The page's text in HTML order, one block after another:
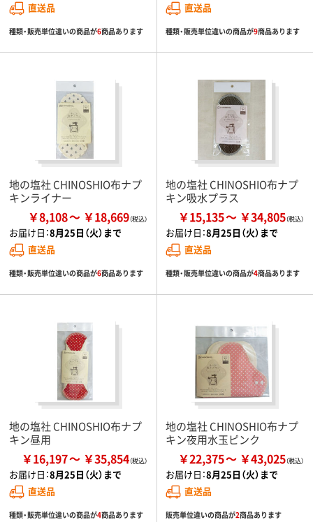
直送品
種類・販売単位違いの商品が6商品あります
直送品
種類・販売単位違いの商品が9商品あります
地の塩社 CHINOSHIO布ナプ
キンライナー
￥8,108 ￥18,669
お届け日：8月25日（火）まで
直送品
種類・販売単位違いの商品が6商品あります
地の塩社 CHINOSHIO布ナプ
キン吸水プラス
￥15,135 ￥34,805
お届け日：8月25日（火）まで
直送品
種類・販売単位違いの商品が4商品あります
地の塩社 CHINOSHIO布ナプ
キン昼用
￥16,197 ￥35,854
お届け日：8月25日（火）まで
直送品
種類・販売単位違いの商品が4商品あります
地の塩社 CHINOSHIO布ナプ
キン夜用水玉ピンク
￥22,375 ￥43,025
お届け日：8月25日（火）まで
直送品
販売単位違いの商品が2商品あります